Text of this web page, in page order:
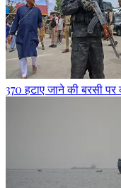
370 हटाए जाने की बरसी पर